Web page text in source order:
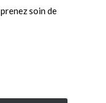
soin de